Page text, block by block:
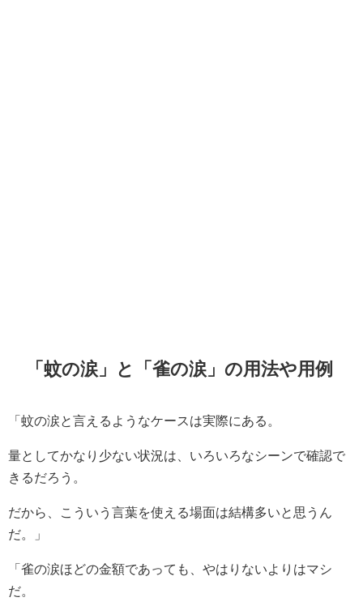
「蚊の涙」と「雀の涙」の用法や用例
「蚊の涙と言えるようなケースは実際にある。
量としてかなり少ない状況は、いろいろなシーンで確認で
きるだろう。
だから、こういう言葉を使える場面は結構多いと思うん
だ。」
「雀の涙ほどの金額であっても、やはりないよりはマシ
だ。